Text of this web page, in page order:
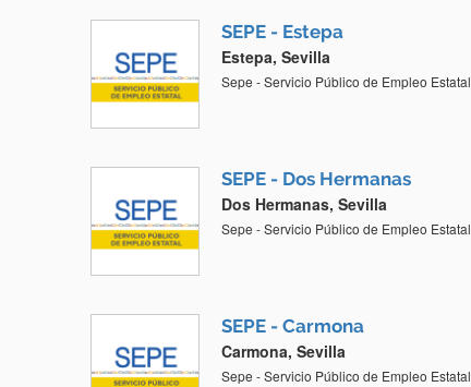
SEPE - Estepa
Estepa, Sevilla
Sepe - Servicio Público de Empleo Estatal
SEPE - Dos Hermanas
Dos Hermanas, Sevilla
Sepe - Servicio Público de Empleo Estatal
SEPE - Carmona
Carmona, Sevilla
Sepe - Servicio Público de Empleo Estatal